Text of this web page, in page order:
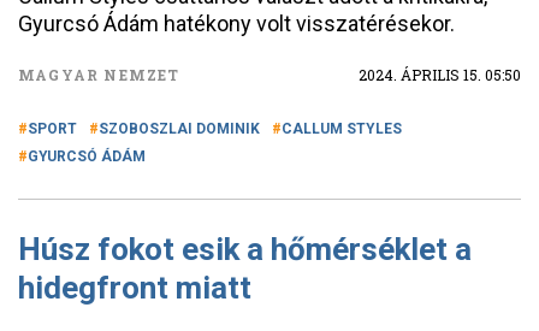
Gyurcsó Ádám hatékony volt visszatérésekor.
MAGYAR NEMZET 2024. ÁPRILIS 15. 05:50
SPORT SZOBOSZLAI DOMINIK
CALLUM STYLES
GYURCSÓ ÁDÁM
Húsz fokot esik a hőmérséklet a
hidegfront miatt